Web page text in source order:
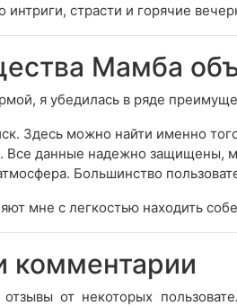
интриги, страсти и горячие
Мамба
я убедилась в ряде
Здесь можно найти именно
Все данные надежно защищены,
Большинство
мне с легкостью находить
комментарии
от некоторых